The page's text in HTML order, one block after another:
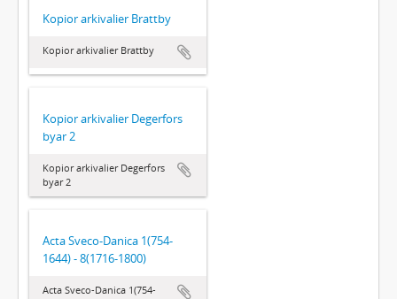
Kopior arkivalier Brattby
Kopior arkivalier Brattby
Kopior arkivalier Degerfors
byar 2
Kopior arkivalier Degerfors
byar 2
Acta Sveco-Danica 1(754-
1644) - 8(1716-1800)
Acta Sveco-Danica 1(754-